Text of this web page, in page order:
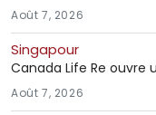
Août 7, 2026
Singapour
Canada Life Re ouvre
Août 7, 2026